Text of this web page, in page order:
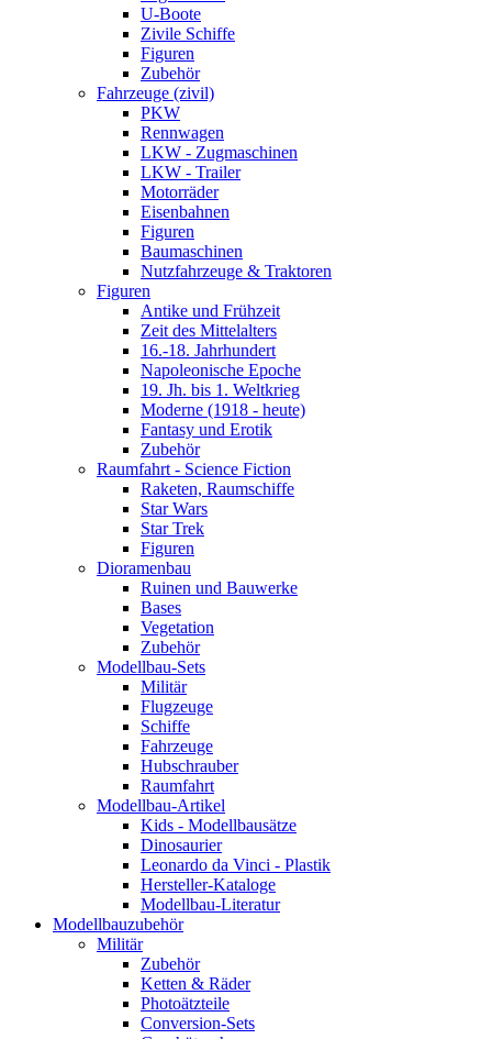
U-Boote
Zivile Schiffe
Figuren
Zubehör
Fahrzeuge (zivil)
PKW
Rennwagen
LKW - Zugmaschinen
LKW - Trailer
Motorräder
Eisenbahnen
Figuren
Baumaschinen
Nutzfahrzeuge & Traktoren
Figuren
Antike und Frühzeit
Zeit des Mittelalters
16.-18. Jahrhundert
Napoleonische Epoche
19. Jh. bis 1. Weltkrieg
Moderne (1918 - heute)
Fantasy und Erotik
Zubehör
Raumfahrt - Science Fiction
Raketen, Raumschiffe
Star Wars
Star Trek
Figuren
Dioramenbau
Ruinen und Bauwerke
Bases
Vegetation
Zubehör
Modellbau-Sets
Militär
Flugzeuge
Schiffe
Fahrzeuge
Hubschrauber
Raumfahrt
Modellbau-Artikel
Kids - Modellbausätze
Dinosaurier
Leonardo da Vinci - Plastik
Hersteller-Kataloge
Modellbau-Literatur
Modellbauzubehör
Militär
Zubehör
Ketten & Räder
Photoätzteile
Conversion-Sets